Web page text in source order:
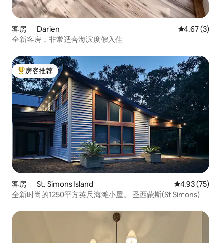
客房 ｜ Darien 平均评分
4.67 (3)
全新客房，非常适合海滨度假入住
热门「房客推荐」
房客推荐
客房 ｜ St. Simons Island 平均评分
4.93 (75)
全新时尚的1250平方英尺海滩小屋。 圣西蒙斯(St Simons)